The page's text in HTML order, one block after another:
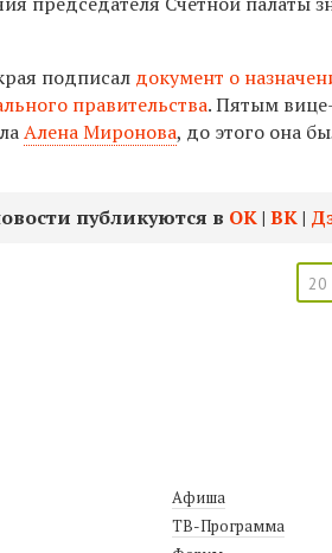
подписал документ о
правительства.Пятым
Алена Миронова, до этого она
публикуются в ОК| ВК|
20
Афиша
ТВ-Программа